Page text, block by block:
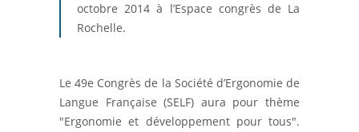
octobre 2014 à l’Espace congrès de La
Rochelle.
Le 49e Congrès de la Société d’Ergonomie de
Langue Française (SELF) aura pour thème
"Ergonomie et développement pour tous".